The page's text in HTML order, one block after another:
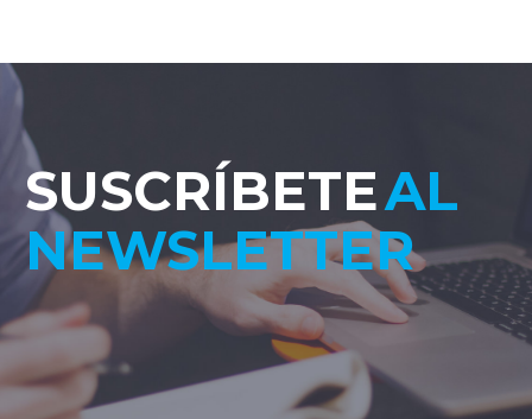
SUSCRÍBETEAL
NEWSLETTER